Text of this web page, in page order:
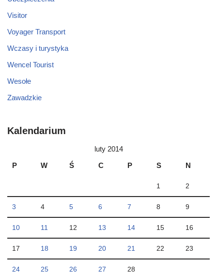
Visitor
Voyager Transport
Wczasy i turystyka
Wencel Tourist
Wesołe
Zawadzkie
Kalendarium
luty 2014
P
W Ś C P S N
1 2
3 4 5 6 7 8 9
10 11 12 13 14 15 16
17 18 19 20 21 22 23
24 25 26 27 28